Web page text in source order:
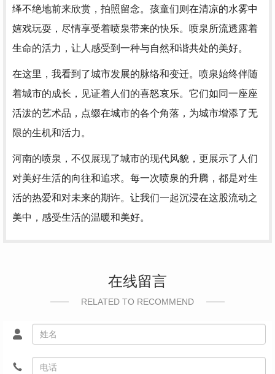
绎不绝地前来欣赏，拍照留念。孩童们则在清凉的水雾中
嬉戏玩耍，尽情享受着喷泉带来的快乐。喷泉所流透露着
生命的活力，让人感受到一种与自然和谐共处的美好。
在这里，我看到了城市发展的脉络和变迁。喷泉始终伴随
着城市的成长，见证着人们的喜怒哀乐。它们如同一座座
活泼的艺术品，点缀在城市的各个角落，为城市增添了无
限的生机和活力。
河南的喷泉，不仅展现了城市的现代风貌，更展示了人们
对美好生活的向往和追求。每一次喷泉的升腾，都是对生
活的热爱和对未来的期许。让我们一起沉浸在这股流动之
美中，感受生活的温暖和美好。
在线留言
RELATED TO RECOMMEND